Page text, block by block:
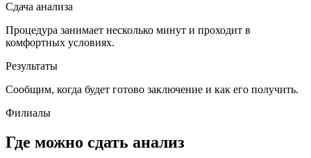
Сдача анализа
Процедура занимает несколько минут и проходит в
комфортных условиях.
Результаты
Сообщим, когда будет готово заключение и как его получить.
Филиалы
Где можно сдать анализ